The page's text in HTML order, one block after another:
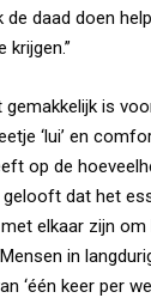
de daad doen
krijgen.”
is
‘lui’ en
op de
gelooft dat het
elkaar zijn
in
‘één keer per